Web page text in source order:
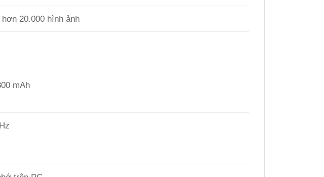
20.000 hình ảnh
mAh